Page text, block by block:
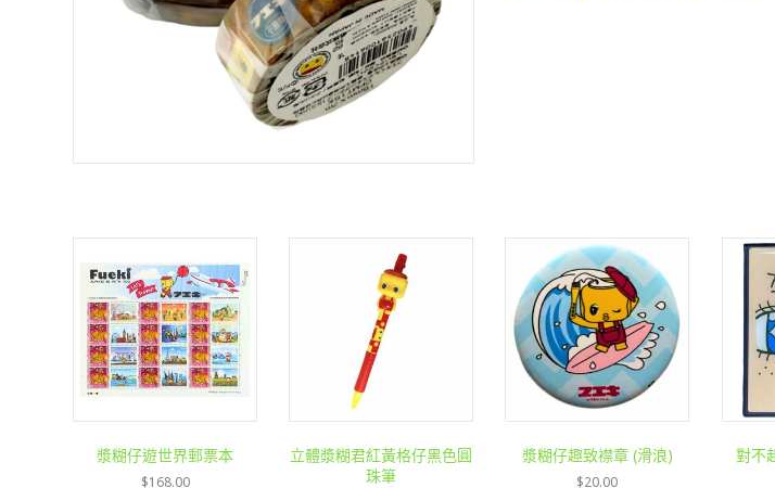
漿糊仔遊世界郵票本
$168.00
立體漿糊君紅黃格仔黑色圓
珠筆
漿糊仔趣致襟章 (滑浪)
$20.00
對不